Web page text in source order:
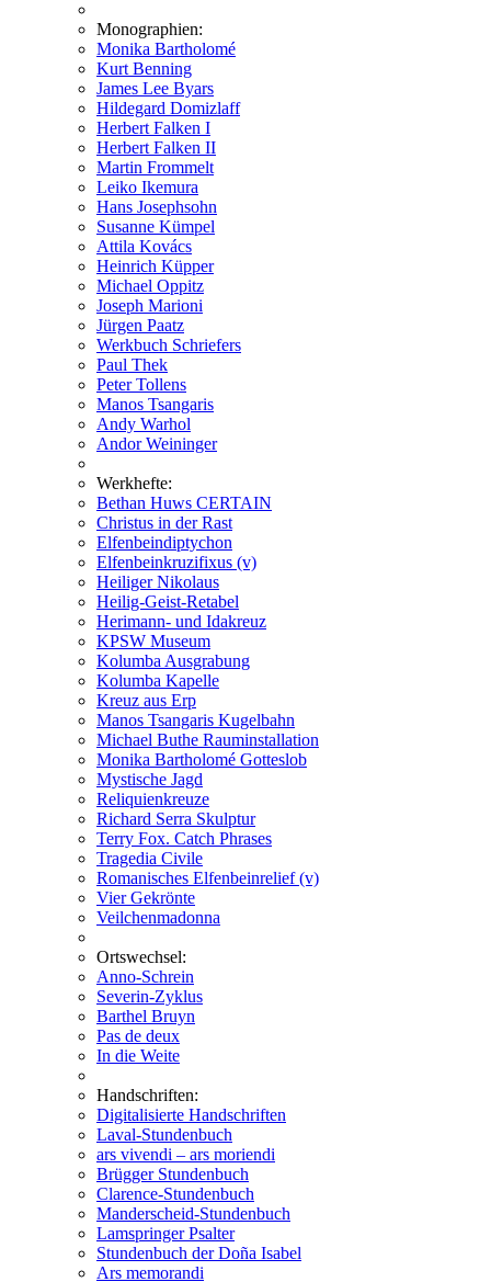
Monographien:
Monika Bartholomé
Kurt Benning
James Lee Byars
Hildegard Domizlaff
Herbert Falken I
Herbert Falken II
Martin Frommelt
Leiko Ikemura
Hans Josephsohn
Susanne Kümpel
Attila Kovács
Heinrich Küpper
Michael Oppitz
Joseph Marioni
Jürgen Paatz
Werkbuch Schriefers
Paul Thek
Peter Tollens
Manos Tsangaris
Andy Warhol
Andor Weininger
Werkhefte:
Bethan Huws CERTAIN
Christus in der Rast
Elfenbeindiptychon
Elfenbeinkruzifixus (v)
Heiliger Nikolaus
Heilig-Geist-Retabel
Herimann- und Idakreuz
KPSW Museum
Kolumba Ausgrabung
Kolumba Kapelle
Kreuz aus Erp
Manos Tsangaris Kugelbahn
Michael Buthe Rauminstallation
Monika Bartholomé Gotteslob
Mystische Jagd
Reliquienkreuze
Richard Serra Skulptur
Terry Fox. Catch Phrases
Tragedia Civile
Romanisches Elfenbeinrelief (v)
Vier Gekrönte
Veilchenmadonna
Ortswechsel:
Anno-Schrein
Severin-Zyklus
Barthel Bruyn
Pas de deux
In die Weite
Handschriften:
Digitalisierte Handschriften
Laval-Stundenbuch
ars vivendi – ars moriendi
Brügger Stundenbuch
Clarence-Stundenbuch
Manderscheid-Stundenbuch
Lamspringer Psalter
Stundenbuch der Doña Isabel
Ars memorandi